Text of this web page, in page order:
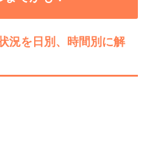
況を日別、時間別に解